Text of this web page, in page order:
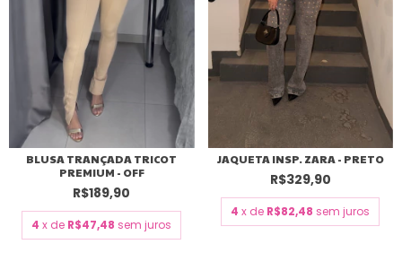
BLUSA TRANÇADA TRICOT
PREMIUM - OFF
R$189,90
4 x de R$47,48 sem juros
JAQUETA INSP. ZARA - PRETO
R$329,90
4 x de R$82,48 sem juros